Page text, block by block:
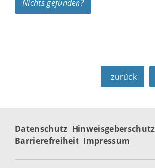
Nichts gefunden?
zurück
Datenschutz Hinweisgeberschutz
Barrierefreiheit Impressum